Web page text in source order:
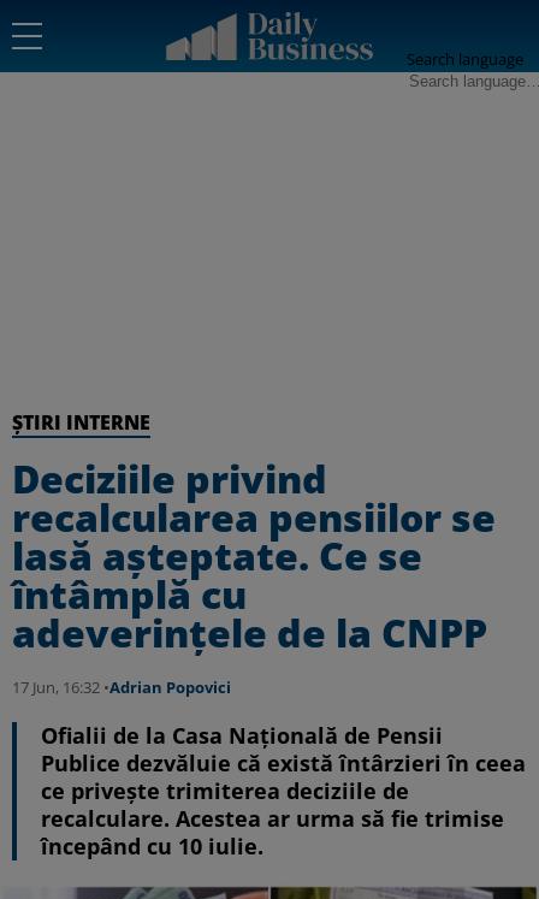
Search language
ȘTIRI INTERNE
Deciziile privind
recalcularea pensiilor se
lasă așteptate. Ce se
întâmplă cu
adeverințele de la CNPP
17 Jun, 16:32 •Adrian Popovici
Ofialii de la Casa Națională de Pensii
Publice dezvăluie că există întârzieri în ceea
ce privește trimiterea deciziile de
recalculare. Acestea ar urma să fie trimise
începând cu 10 iulie.